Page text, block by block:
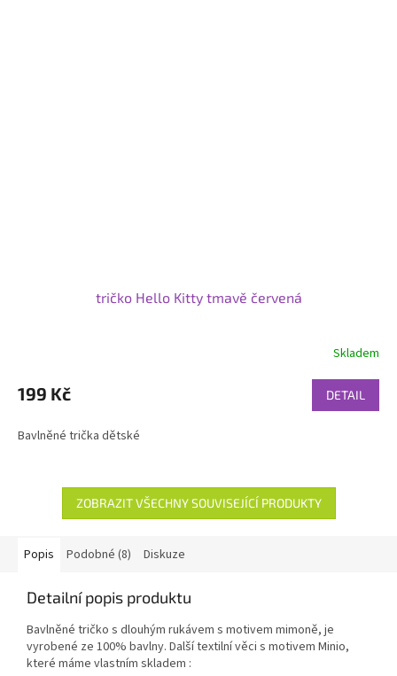
tričko Hello Kitty tmavě červená
Skladem
199 Kč DETAIL
Bavlněné trička dětské
ZOBRAZIT VŠECHNY SOUVISEJÍCÍ PRODUKTY
Popis Podobné (8) Diskuze
Detailní popis produktu
Bavlněné tričko s dlouhým rukávem s motivem mimoně, je
vyrobené ze 100% bavlny. Další textilní věci s motivem Minio,
které máme vlastním skladem :